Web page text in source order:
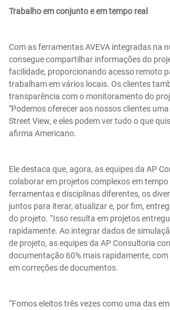
Trabalho em conjunto e em tempo real
Com as ferramentas AVEVA integradas na
consegue compartilhar informações do
facilidade, proporcionando acesso remoto
trabalham em vários locais. Os clientes
transparência com o monitoramento do
"Podemos oferecer aos nossos clientes
Street View, e eles podem ver tudo o que
afirma Americano.
Ele destaca que, agora, as equipes da AP
colaborar em projetos complexos em
ferramentas e disciplinas diferentes, os
juntos para iterar, atualizar e, por fim,
do projeto. “Isso resulta em projetos
rapidamente. Ao integrar dados de
de projeto, as equipes da AP Consultoria
documentação 60% mais rapidamente,
em correções de documentos.
“Fomos eleitos três vezes como uma das